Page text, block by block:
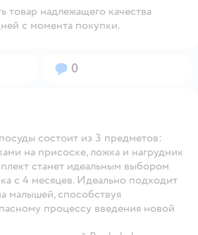
товар надлежащего качества
с момента покупки.
Вопросов:
0
состоит из 3 предметов:
на присоске, ложка и нагрудник
станет идеальным выбором
с 4 месяцев. Идеально подходит
малышей, способствуя
процессу введения новой